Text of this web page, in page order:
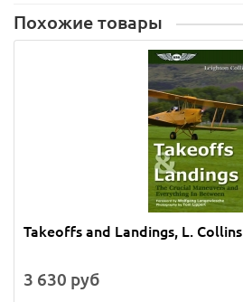
Похожие товары
Takeoffs and Landings, L. Collins
3 630 руб